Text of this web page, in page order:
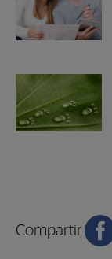
Compartir en